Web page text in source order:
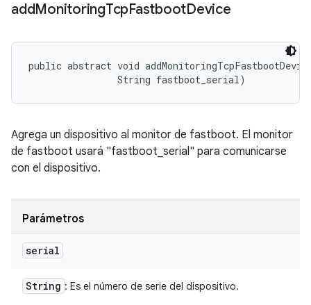
addMonitoringTcpFastbootDevice
public abstract void
                String fastboot_serial)
Agrega un dispositivo al monitor de fastboot. El monitor
de fastboot usará "fastboot_serial" para comunicarse
con el dispositivo.
Parámetros
serial
String : Es el número de serie del dispositivo.